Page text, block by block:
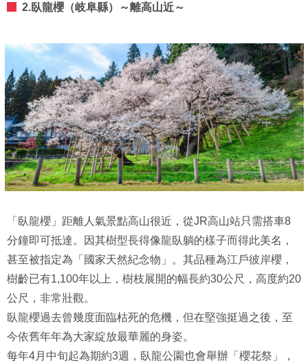
2.臥龍櫻（岐阜縣）～離高山近～
「臥龍櫻」距離人氣景點高山很近，從JR高山站只需搭車8
分鐘即可抵達。因其樹型長得像龍臥躺的樣子而得此美名，
甚至被指定為「國家天然紀念物」。其品種為江戶彼岸櫻，
樹齡已有1,100年以上，樹枝展開的幅長約30公尺，高度約20
公尺，非常壯觀。
臥龍櫻過去曾幾度面臨枯死的危機，但在堅強挺過之後，至
今依舊年年為大家綻放最華麗的身姿。
每年4月中旬起為期約3週，臥龍公園也會舉辦「櫻花祭」，